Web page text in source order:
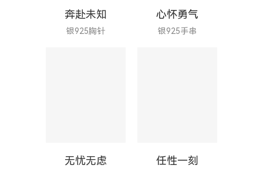
奔赴未知
银925胸针
心怀勇气
银925手串
无忧无虑 任性一刻